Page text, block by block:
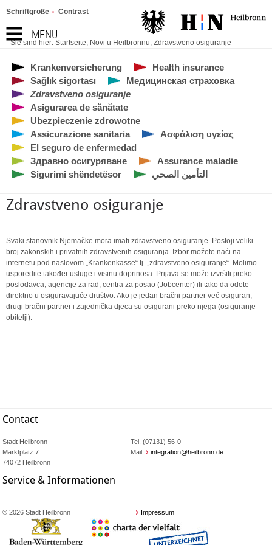
MENU
Schriftgröße Contrast
Sie sind hier: Startseite, Novi u Heilbronnu, Zdravstveno osiguranje
Krankenversicherung
Health insurance
Sağlık sigortası
Медицинская страховка
Zdravstveno osiguranje
Asigurarea de sănătate
Ubezpieczenie zdrowotne
Assicurazione sanitaria
Ασφάλιση υγείας
El seguro de enfermedad
Здравно осигуряване
Assurance maladie
Sigurimi shëndetësor
التأمين الصحي
Zdravstveno osiguranje
Svaki stanovnik Njemačke mora imati zdravstveno osiguranje. Postoji veliki
broj zakonskih i privatnih zdravstvenih osiguranja. Izbor možete naći na
internetu pod naslovom „Krankenkasse“ tj. „zdravstveno osiguranje“. Molimo
usporedite također usluge i visinu doprinosa. Prijava se može izvršiti preko
poslodavca, agencije za rad, centra za posao (Jobcenter) ili tako da odete
direktno u osiguravajuće društvo. Ako je jedan bračni partner već osiguran,
drugi bračni partner i zajednička djeca su osigurani preko njega (osiguranje
obitelji).
Contact
Stadt Heilbronn
Marktplatz 7
74072 Heilbronn
Tel. (07131) 56-0
Mail:
integration@heilbronn.de
Service & Informationen
© 2026 Stadt Heilbronn Impressum